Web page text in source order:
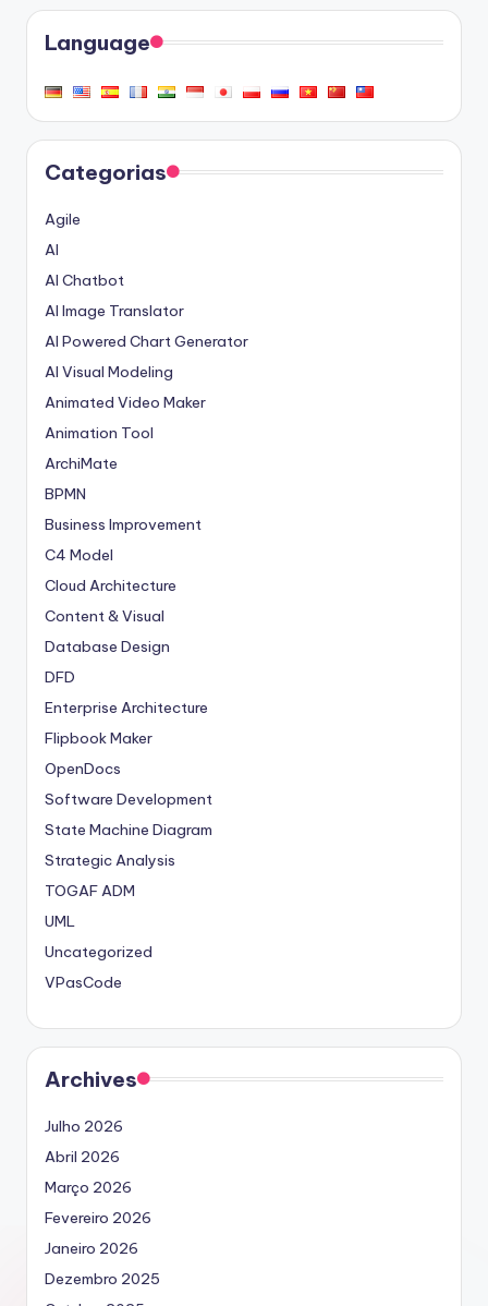
Language
Categorias
Agile
AI
AI Chatbot
AI Image Translator
AI Powered Chart Generator
AI Visual Modeling
Animated Video Maker
Animation Tool
ArchiMate
BPMN
Business Improvement
C4 Model
Cloud Architecture
Content & Visual
Database Design
DFD
Enterprise Architecture
Flipbook Maker
OpenDocs
Software Development
State Machine Diagram
Strategic Analysis
TOGAF ADM
UML
Uncategorized
VPasCode
Archives
Julho 2026
Abril 2026
Março 2026
Fevereiro 2026
Janeiro 2026
Dezembro 2025